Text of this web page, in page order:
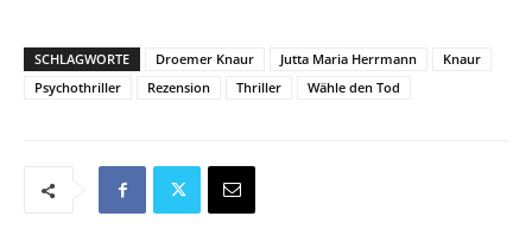
SCHLAGWORTE Droemer Knaur Jutta Maria Herrmann
Knaur
Psychothriller
Rezension Thriller Wähle den Tod